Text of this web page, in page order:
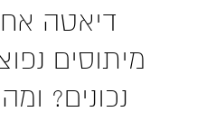
מיתוסים
נכונים? ומה